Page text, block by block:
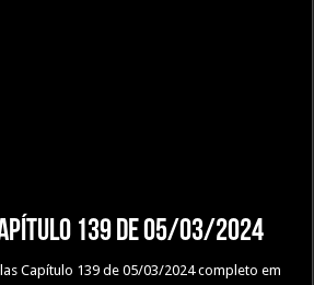
139 de 05/03/2024
Capítulo 139 de 05/03/2024 completo em